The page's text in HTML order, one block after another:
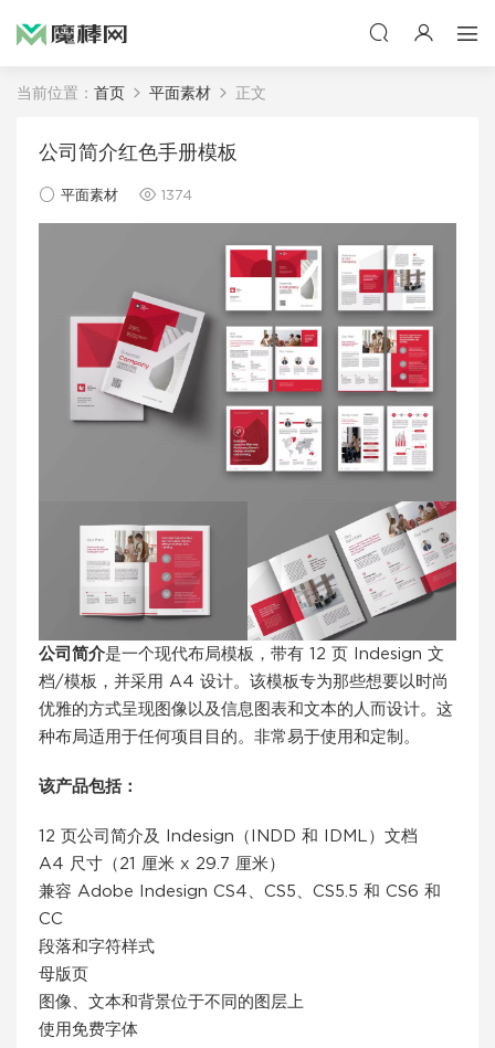
当前位置： 首页 平面素材 正文
公司简介红色手册模板
平面素材 1374
公司简介是一个现代布局模板，带有 12 页 Indesign 文
档/模板，并采用 A4 设计。该模板专为那些想要以时尚
优雅的方式呈现图像以及信息图表和文本的人而设计。这
种布局适用于任何项目目的。非常易于使用和定制。
该产品包括：
12 页公司简介及 Indesign（INDD 和 IDML）文档
A4 尺寸（21 厘米 x 29.7 厘米）
兼容 Adob​​e Indesign CS4、CS5、CS5.5 和 CS6 和
CC
段落和字符样式
母版页
图像、文本和背景位于不同的图层上
使用免费字体